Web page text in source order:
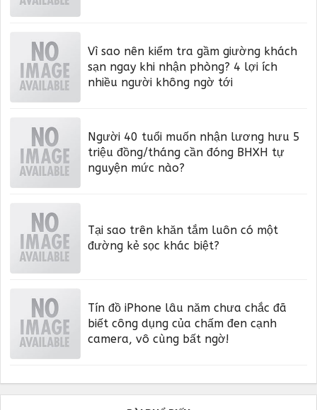
Vì sao nên kiểm tra gầm giường khách
sạn ngay khi nhận phòng? 4 lợi ích
nhiều người không ngờ tới
Người 40 tuổi muốn nhận lương hưu 5
triệu đồng/tháng cần đóng BHXH tự
nguyện mức nào?
Tại sao trên khăn tắm luôn có một
đường kẻ sọc khác biệt?
Tín đồ iPhone lâu năm chưa chắc đã
biết công dụng của chấm đen cạnh
camera, vô cùng bất ngờ!